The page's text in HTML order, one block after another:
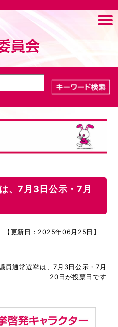
、7月3日公示・7月
【更新日：2025年06月25日】
員通常選挙は、7月3日公示・7月
20日が投票日です